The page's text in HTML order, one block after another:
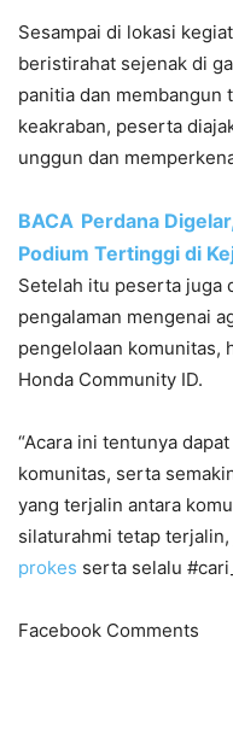
Sesampai di lokasi
beristirahat sejenak di
panitia dan membangun
keakraban, peserta
unggun dan
BACA Perdana
Podium Tertinggi di
Setelah itu peserta juga
pengalaman mengenai
pengelolaan komunitas,
Honda Community ID.
“Acara ini tentunya
komunitas, serta
yang terjalin antara
silaturahmi tetap
prokes serta selalu
Facebook Comments